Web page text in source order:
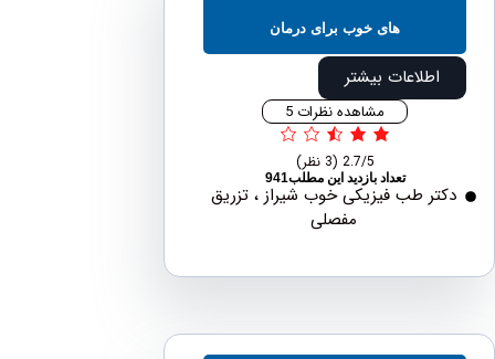
های خوب برای درمان
اطلاعات بیشتر
مشاهده نظرات 5
تعداد بازدید این مطلب941
طب فیزیکی خوب شیراز ، تزریق